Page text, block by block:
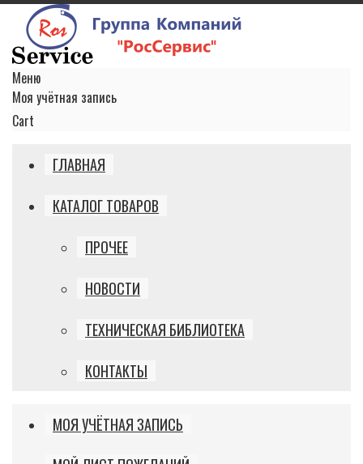
Меню
Моя учётная запись
Cart
ГЛАВНАЯ
КАТАЛОГ ТОВАРОВ
ПРОЧЕЕ
НОВОСТИ
ТЕХНИЧЕСКАЯ БИБЛИОТЕКА
КОНТАКТЫ
МОЯ УЧЁТНАЯ ЗАПИСЬ